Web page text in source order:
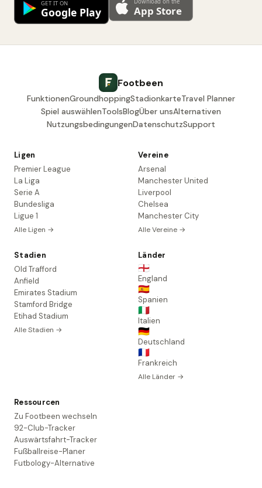
Footbeen
FunktionenGroundhoppingStadionkarteTravel Planner
Spiel auswählenToolsBlogÜber unsAlternativen
NutzungsbedingungenDatenschutzSupport
Ligen
Premier League
La Liga
Serie A
Bundesliga
Ligue 1
Alle Ligen →
Vereine
Arsenal
Manchester United
Liverpool
Chelsea
Manchester City
Alle Vereine →
Stadien
Old Trafford
Anfield
Emirates Stadium
Stamford Bridge
Etihad Stadium
Alle Stadien →
Länder
🏴󠁧󠁢󠁥󠁮󠁧󠁿
England
🇪🇸
Spanien
🇮🇹
Italien
🇩🇪
Deutschland
🇫🇷
Frankreich
Alle Länder →
Ressourcen
Zu Footbeen wechseln
92-Club-Tracker
Auswärtsfahrt-Tracker
Fußballreise-Planer
Futbology-Alternative